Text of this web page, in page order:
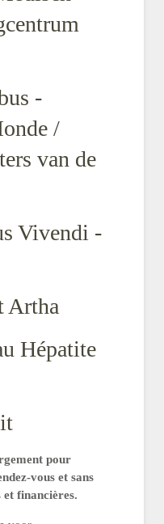
-
/
van de
Vivendi -
Artha
Hépatite
pour
vous et sans
financières.